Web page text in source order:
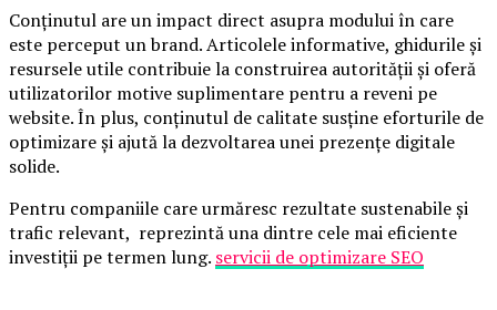
Conținutul are un impact direct asupra modului în care
este perceput un brand. Articolele informative, ghidurile și
resursele utile contribuie la construirea autorității și oferă
utilizatorilor motive suplimentare pentru a reveni pe
website. În plus, conținutul de calitate susține eforturile de
optimizare și ajută la dezvoltarea unei prezențe digitale
solide.
Pentru companiile care urmăresc rezultate sustenabile și
trafic relevant, reprezintă una dintre cele mai eficiente
investiții pe termen lung. servicii de optimizare SEO